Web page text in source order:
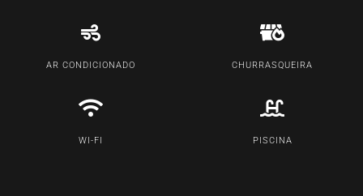
AR CONDICIONADO CHURRASQUEIRA
WI-FI PISCINA